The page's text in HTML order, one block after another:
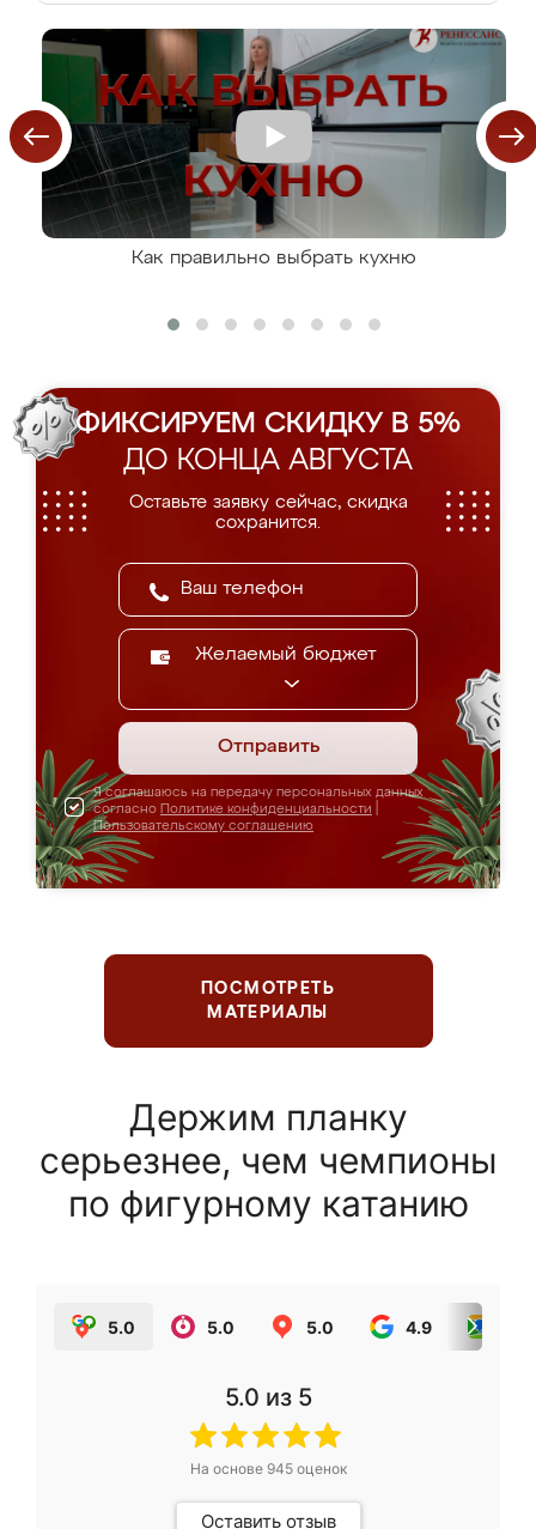
Как правильно выбрать кухню
ФИКСИРУЕМ СКИДКУ В 5%
ДО КОНЦА АВГУСТА
Оставьте заявку сейчас, скидка
сохранится.
Желаемый бюджет
Отправить
Я соглашаюсь на передачу персональных данных
согласно Политике конфиденциальности
Пользовательскому соглашению
ПОСМОТРЕТЬ
МАТЕРИАЛЫ
Держим планку
серьезнее, чем чемпионы
по фигурному катанию
5.0 5.0 5.0 4.9
5.0 из 5
На основе 945оценок
Оставить отзыв